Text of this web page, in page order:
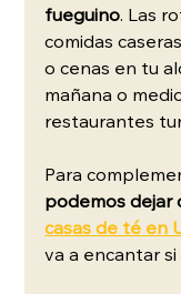
fueguino. Las
comidas
o cenas en tu
mañana o
restaurantes
Para
podemos dejar
casas de té en
va a encantar